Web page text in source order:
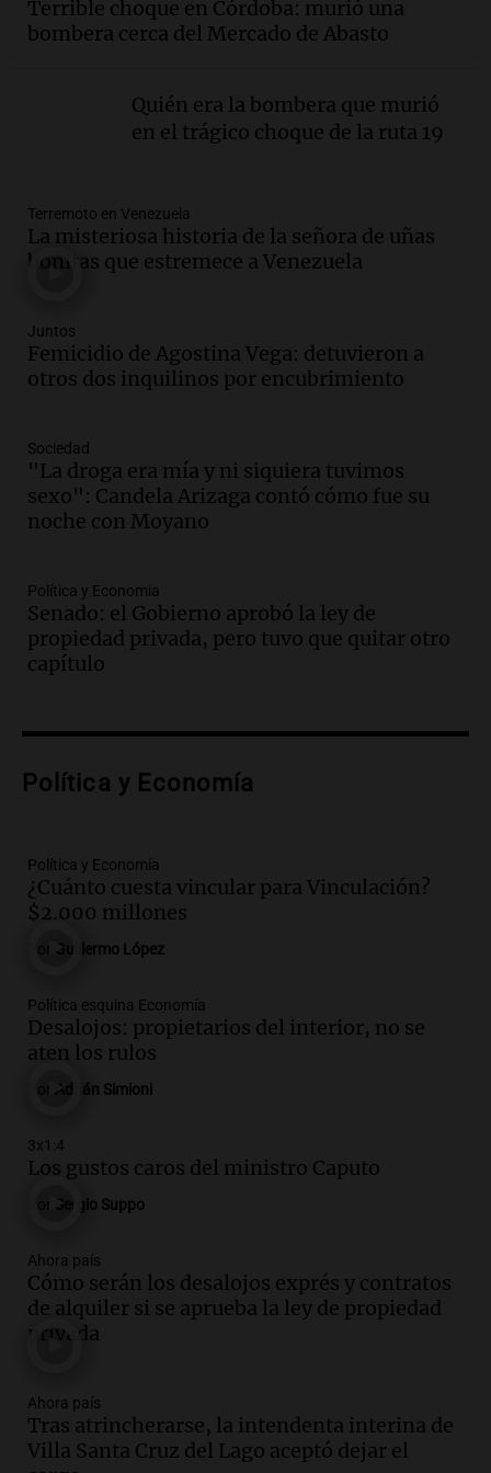
interior, no se aten los rulos | Por
Adrián Simioni
Tras atrincherarse, la intendenta
interina de Villa Santa Cruz del Lago
Episodios
Audio.La justicia investiga una estafa
millonaria a través de una financiera en
Panorama Federal
Episodios
Audio.Cómo serán los desalojos exprés
ley de propiedad privada
Ahora país
Episodios
Audio. Se inaugura la décimo primera
Panorama Federal
Episodios
Audio.Se atrincheró la intendenta
interina de Villa Santa Cruz del Lago
Audio.Anuncian los ganadores de
Noticias
Episodios
Audio.La Rioja inicia pago de bonos y
avanza en discusión electoral y
protección de tierras
Episodios
Audio.Los Tekis presentaron
carnaval el estudio de Cadena 3
Audio. La Expo La Bulaye 2026
comienza con sorpresas y grandes
Noticias
Episodios
Audio.Córdoba: destituyeron a la
intendenta interina de Villa Santa Cruz
Episodios
Audio.Clases de tango y milonga en la
Confitería El Oriental: una propuesta
Terrible choque en Córdoba: murió una
bombera cerca del Mercado de Abasto
Quién era la bombera que murió
en el trágico choque de la ruta 19
Terremoto en Venezuela
La misteriosa historia de la señora de uñas
bonitas que estremece a Venezuela
Juntos
Femicidio de Agostina Vega: detuvieron a
otros dos inquilinos por encubrimiento
Sociedad
"La droga era mía y ni siquiera tuvimos
sexo": Candela Arizaga contó cómo fue su
noche con Moyano
Política y Economía
Senado: el Gobierno aprobó la ley de
propiedad privada, pero tuvo que quitar otro
capítulo
Política y Economía
Política y Economía
¿Cuánto cuesta vincular para Vinculación?
$2.000 millones
Guillermo López
Política esquina Economía
Desalojos: propietarios del interior, no se
aten los rulos
Adrián Simioni
3x1:4
Los gustos caros del ministro Caputo
Sergio Suppo
Ahora país
Cómo serán los desalojos exprés y contratos
de alquiler si se aprueba la ley de propiedad
privada
Ahora país
Tras atrincherarse, la intendenta interina de
Villa Santa Cruz del Lago aceptó dejar el